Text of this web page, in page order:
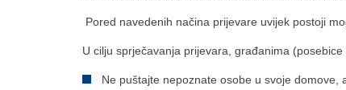
Pored navedenih načina prijevare uvijek postoji
U cilju sprječavanja prijevara, građanima
Ne puštajte nepoznate osobe u svoje